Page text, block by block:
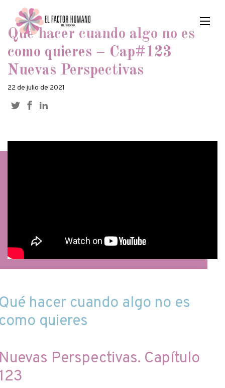
Qué hacer cuando algo no es
como quieres – Cap#123
Nuevas Perspectivas
22 de julio de 2021
hacer cuando algo no es
quieres
Perspectivas. Capítulo